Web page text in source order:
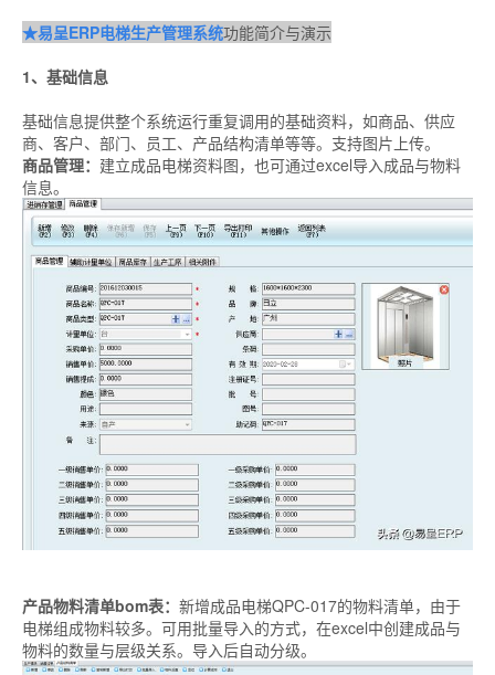
★易呈ERP电梯生产管理系统功能简介与演示
1、基础信息
基础信息提供整个系统运行重复调用的基础资料，如商品、供应
商、客户、部门、员工、产品结构清单等等。支持图片上传。
商品管理： 建立成品电梯资料图，也可通过excel导入成品与物料
信息。
产品物料清单bom表： 新增成品电梯QPC-017的物料清单，由于
电梯组成物料较多。可用批量导入的方式，在excel中创建成品与
物料的数量与层级关系。导入后自动分级。